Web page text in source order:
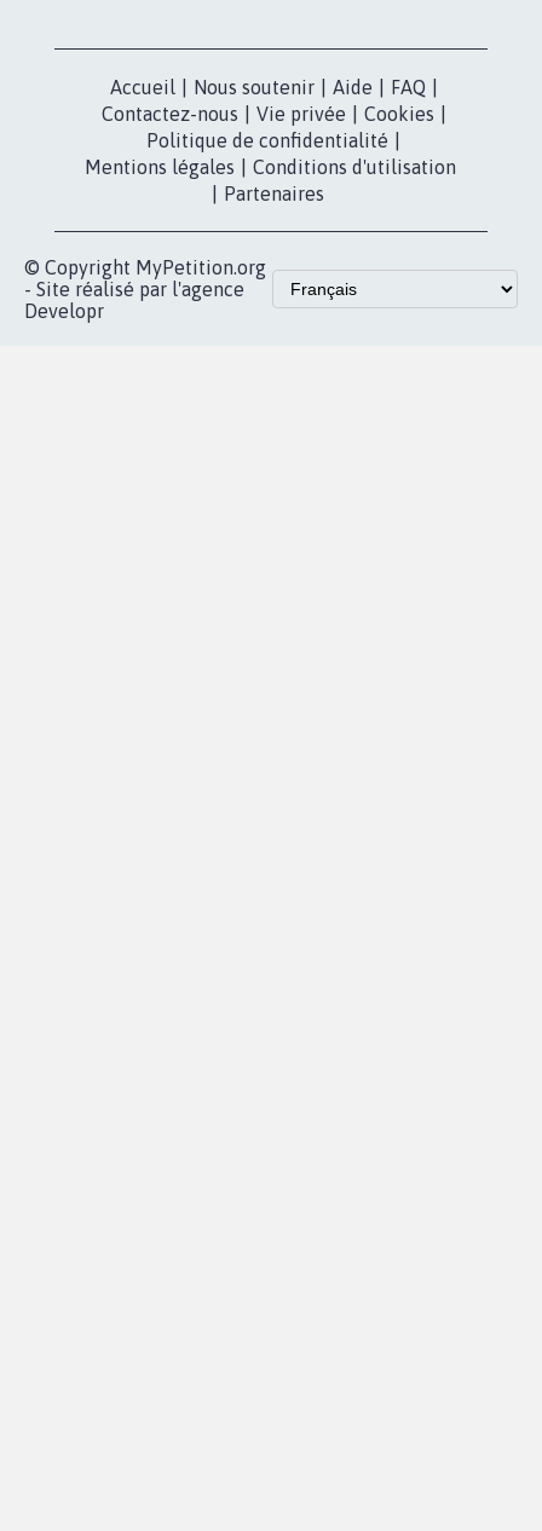
Accueil Nous soutenir Aide FAQ
Contactez-nous
Vie privée Cookies
Politique de confidentialité
Mentions légales
Conditions d'utilisation
Partenaires
© Copyright MyPetition.org
- Site réalisé par l'agence
Developr